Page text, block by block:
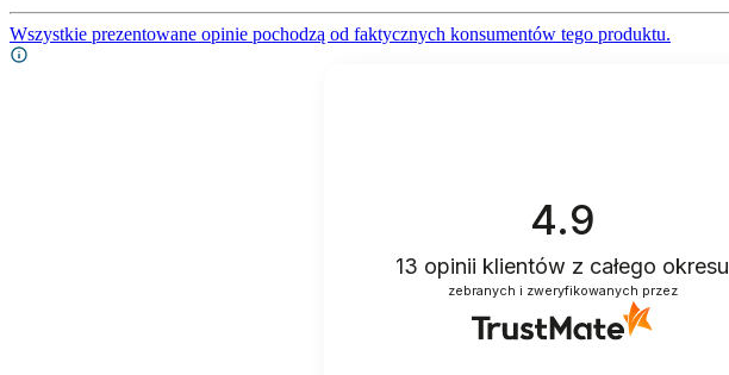
Wszystkie prezentowane opinie pochodzą od faktycznych konsumentów tego produktu.
4.9
13 opinii klientów z całego okresu
zebranych i zweryfikowanych przez